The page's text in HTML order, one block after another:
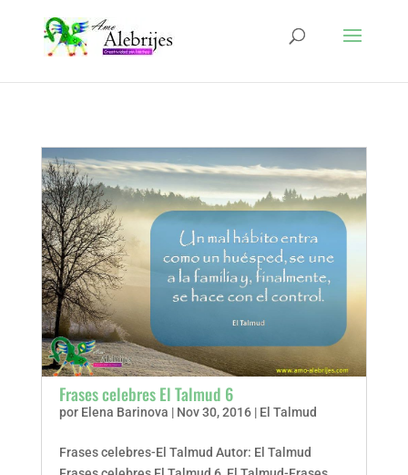
Frases celebres El Talmud 6
por Elena Barinova | Nov 30, 2016| El Talmud
Frases celebres-El Talmud Autor: El Talmud